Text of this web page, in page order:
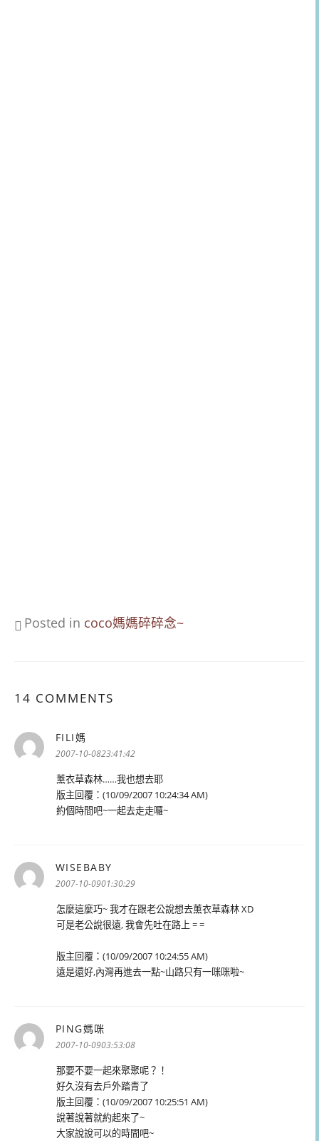
Posted in coco媽媽碎碎念~
14 COMMENTS
FILI媽
示:
2007-10-0823:41:42
薰衣草森林……我也想去耶
版主回覆：(10/09/2007 10:24:34 AM)
約個時間吧~一起去走走囉~
WISEBABY
示:
2007-10-0901:30:29
怎麼這麼巧~ 我才在跟老公說想去薰衣草森林 XD
可是老公說很遠, 我會先吐在路上 = =
版主回覆：(10/09/2007 10:24:55 AM)
遠是還好,內灣再進去一點~山路只有一咪咪啦~
PING媽咪
示:
2007-10-0903:53:08
那要不要一起來聚聚呢？！
好久沒有去戶外踏青了
版主回覆：(10/09/2007 10:25:51 AM)
說著說著就約起來了~
大家說說可以的時間吧~